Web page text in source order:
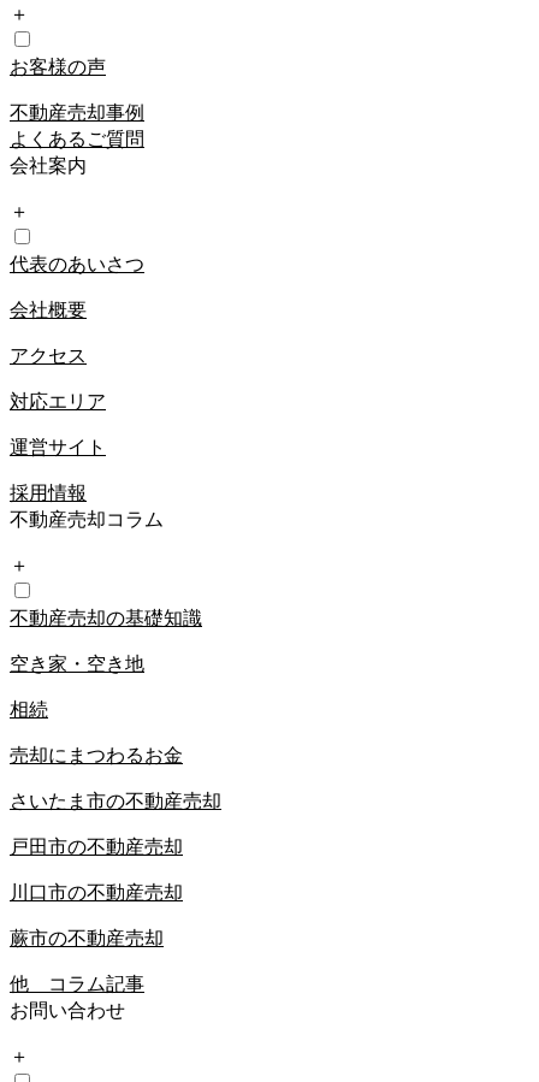
＋
お客様の声
不動産売却事例
よくあるご質問
会社案内
＋
代表のあいさつ
会社概要
アクセス
対応エリア
運営サイト
採用情報
不動産売却コラム
＋
不動産売却の基礎知識
空き家・空き地
相続
売却にまつわるお金
さいたま市の不動産売却
戸田市の不動産売却
川口市の不動産売却
蕨市の不動産売却
他 コラム記事
お問い合わせ
＋